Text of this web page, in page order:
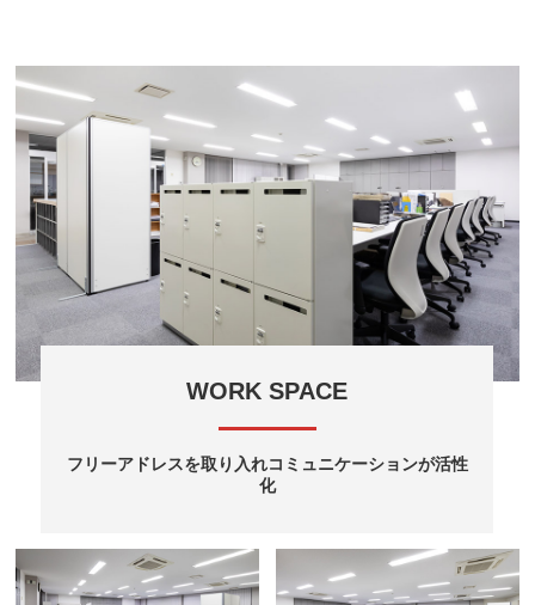
WORK SPACE
フリーアドレスを取り入れコミュニケーションが活性
化